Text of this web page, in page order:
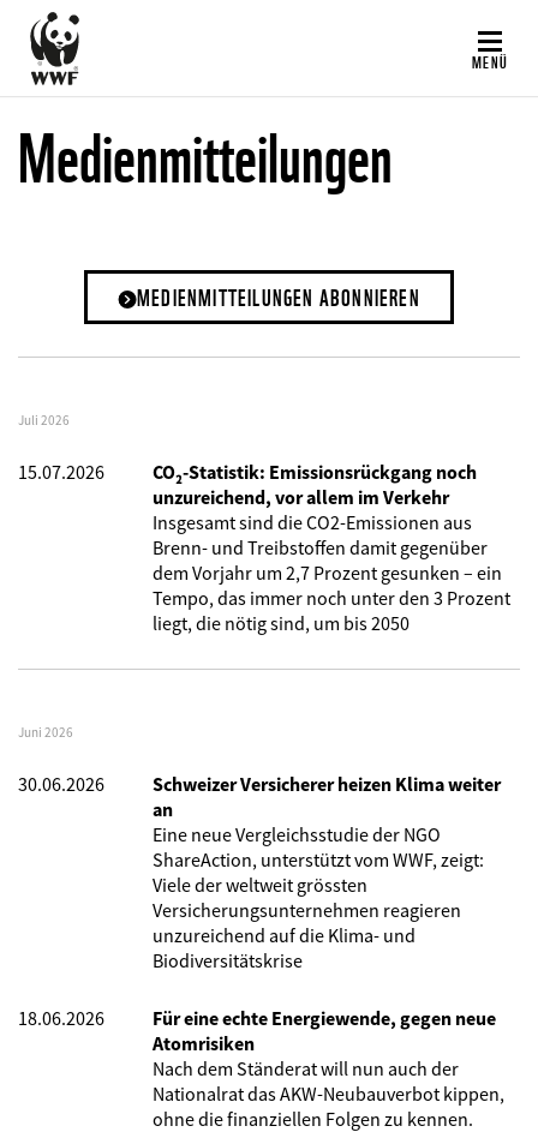
Direkt
zum
Inhalt
MENÜ
Medienmitteilungen
MEDIENMITTEILUNGEN ABONNIEREN
Juli 2026
15.07.2026
CO₂-Statistik: Emissionsrückgang noch
unzureichend, vor allem im Verkehr
Insgesamt sind die CO2-Emissionen aus
Brenn- und Treibstoffen damit gegenüber
dem Vorjahr um 2,7 Prozent gesunken – ein
Tempo, das immer noch unter den 3 Prozent
liegt, die nötig sind, um bis 2050
Juni 2026
30.06.2026
Schweizer Versicherer heizen Klima weiter
an
Eine neue Vergleichsstudie der NGO
ShareAction, unterstützt vom WWF, zeigt:
Viele der weltweit grössten
Versicherungsunternehmen reagieren
unzureichend auf die Klima- und
Biodiversitätskrise
18.06.2026
Für eine echte Energiewende, gegen neue
Atomrisiken
Nach dem Ständerat will nun auch der
Nationalrat das AKW-Neubauverbot kippen,
ohne die finanziellen Folgen zu kennen.